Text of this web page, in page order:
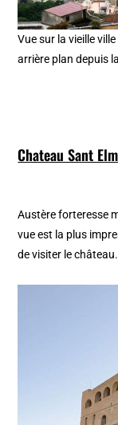
Vue sur la vieille
arrière plan depuis
Chateau Sant
Austère forteresse
vue est la plus
de visiter le château.